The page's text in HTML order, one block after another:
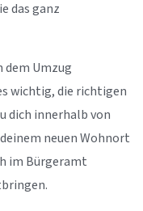
das ganz
dem Umzug
wichtig, die richtigen
dich innerhalb von
neuen Wohnort
im Bürgeramt